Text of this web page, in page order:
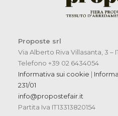
Proposte srl
Via Alberto Riva Villasanta, 3 –
Telefono +39 02 6434054
Informativa sui cookie |
231/01
info@propostefair.it
Partita Iva IT13313820154